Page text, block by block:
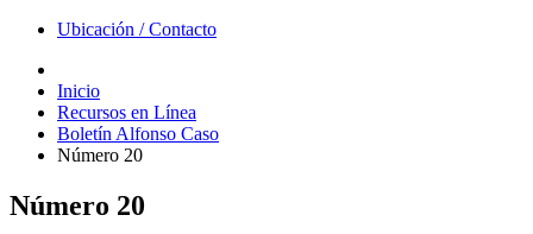
Ubicación / Contacto
Inicio
Recursos en Línea
Boletín Alfonso Caso
Número 20
Número 20